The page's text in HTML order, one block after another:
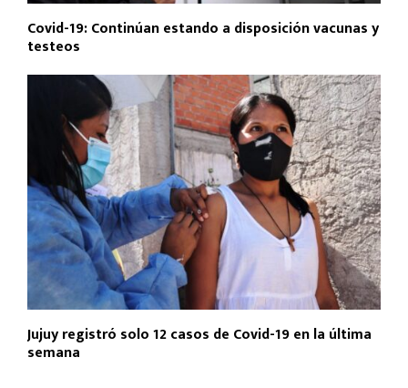
Covid-19: Continúan estando a disposición vacunas y
testeos
Jujuy registró solo 12 casos de Covid-19 en la última
semana